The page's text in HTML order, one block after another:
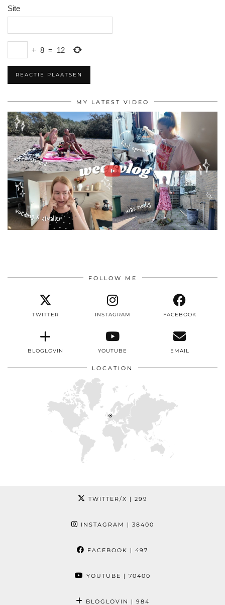
Site
+ 8 = 12
MY LATEST VIDEO
FOLLOW ME
TWITTER INSTAGRAM FACEBOOK
BLOGLOVIN YOUTUBE EMAIL
LOCATION
TWITTER/X | 299
INSTAGRAM | 38400
FACEBOOK | 497
YOUTUBE | 70400
BLOGLOVIN | 984